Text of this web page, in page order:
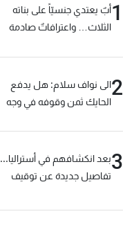
1أبٌ يعتدي جنسيّاً على بناته
الثلاث… واعترافاتٌ صادمة
2الى نواف سلام: هل يدفع
الحايك ثمن وقوفه في وجه
3بعد انكشافهم في أستراليا...
تفاصيل جديدة عن توقيف